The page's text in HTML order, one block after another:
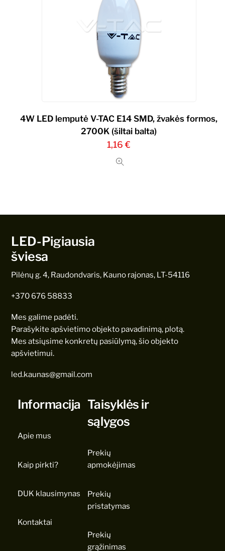
4W LED lemputė V-TAC E14 SMD, žvakės formos,
2700K (šiltai balta)
1,16€
LED-Pigiausia
šviesa
Pilėnų g. 4, Raudondvaris, Kauno rajonas, LT-54116
+370 676 58833
Mes galime padėti.
Parašykite apšvietimo objekto pavadinimą, plotą.
Mes atsiųsime konkretų pasiūlymą, šio objekto
apšvietimui.
led.kaunas@gmail.com
Informacija
Apie mus
Kaip pirkti?
DUK klausimynas
Kontaktai
Taisyklės ir
sąlygos
Prekių
apmokėjimas
Prekių
pristatymas
Prekių
grąžinimas